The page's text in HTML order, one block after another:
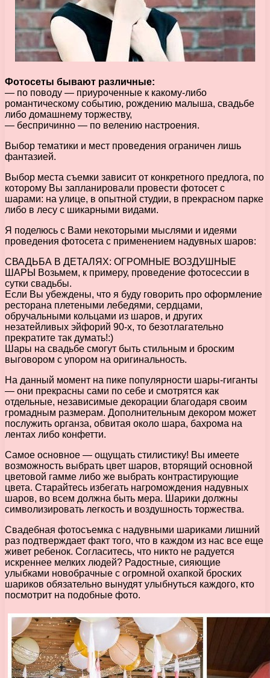
Фотосеты бывают различные:
— по поводу — приуроченные к какому-либо
романтическому событию, рождению малыша, свадьбе
либо домашнему торжеству,
— беспричинно — по велению настроения.
Выбор тематики и мест проведения ограничен лишь
фантазией.
Выбор места съемки зависит от конкретного предлога, по
которому Вы запланировали провести фотосет с
шарами: на улице, в опытной студии, в прекрасном парке
либо в лесу с шикарными видами.
Я поделюсь с Вами некоторыми мыслями и идеями
проведения фотосета с применением надувных шаров:
СВАДЬБА В ДЕТАЛЯХ: ОГРОМНЫЕ ВОЗДУШНЫЕ
ШАРЫ Возьмем, к примеру, проведение фотосессии в
сутки свадьбы.
Если Вы убеждены, что я буду говорить про оформление
ресторана плетеными лебедями, сердцами,
обручальными кольцами из шаров, и других
незатейливых эйфорий 90-х, то безотлагательно
прекратите так думать!:)
Шары на свадьбе смогут быть стильным и броским
выговором с упором на оригинальность.
На данный момент на пике популярности шары-гиганты
— они прекрасны сами по себе и смотрятся как
отдельные, независимые декорации благодаря своим
громадным размерам. Дополнительным декором может
послужить органза, обвитая около шара, бахрома на
лентах либо конфетти.
Самое основное — ощущать стилистику! Вы имеете
возможность выбрать цвет шаров, вторящий основной
цветовой гамме либо же выбрать контрастирующие
цвета. Старайтесь избегать нагромождения надувных
шаров, во всем должна быть мера. Шарики должны
символизировать легкость и воздушность торжества.
Свадебная фотосъемка с надувными шариками лишний
раз подтверждает факт того, что в каждом из нас все еще
живет ребенок. Согласитесь, что никто не радуется
искреннее мелких людей? Радостные, сияющие
улыбками новобрачные с огромной охапкой броских
шариков обязательно вынудят улыбнуться каждого, кто
посмотрит на подобные фото.